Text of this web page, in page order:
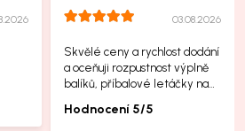
03.08.2026
Skvělé ceny a rychlost dodání
a oceňuji rozpustnost výplně
balíků, příbalové letáčky na
Hodnocení 5/5